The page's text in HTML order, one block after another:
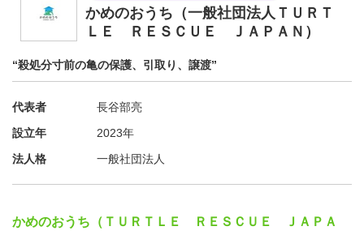
かめのおうち（一般社団法人ＴＵＲＴ
ＬＥ ＲＥＳＣＵＥ ＪＡＰＡＮ）
“殺処分寸前の亀の保護、引取り、譲渡”
代表者
長谷部亮
設立年
2023年
法人格
一般社団法人
かめのおうち（ＴＵＲＴＬＥ ＲＥＳＣＵＥ ＪＡＰＡ